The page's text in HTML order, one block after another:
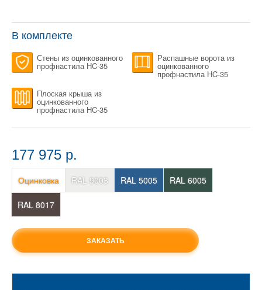
В комплекте
Стены из оцинкованного
профнастила HC-35
Распашные ворота из
оцинкованного
профнастила HC-35
Плоская крыша из
оцинкованного
профнастила HC-35
177 975 p.
Оцинковка RAL 9003 RAL 5005 RAL 6005
RAL 8017
ЗАКАЗАТЬ